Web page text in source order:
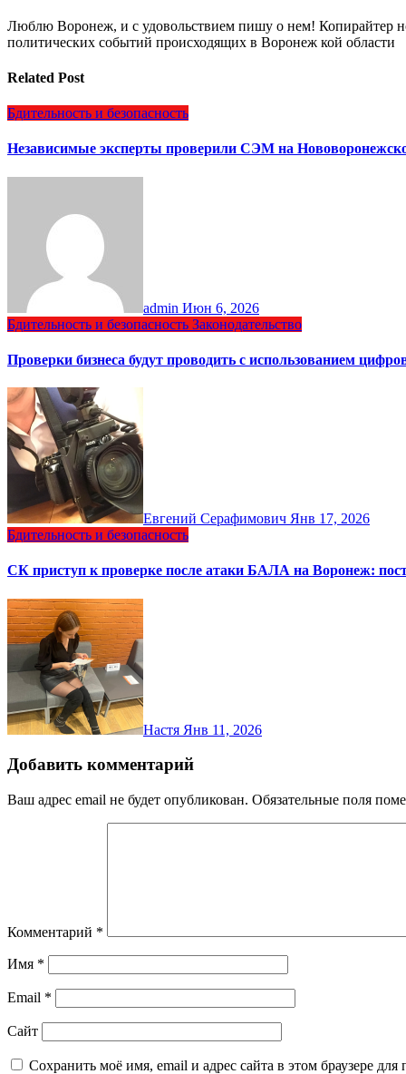
Люблю Воронеж, и с удовольствием пишу о нем! Копирайтер
политических событий происходящих в Воронеж кой области
Related Post
Бдительность и безопасность
Независимые эксперты проверили СЭМ на
admin Июн 6, 2026
Бдительность и безопасность Законодательство
Проверки бизнеса будут проводить с использованием
Евгений Серафимович Янв 17, 2026
Бдительность и безопасность
СК приступ к проверке после атаки БАЛА на Воронеж:
Настя Янв 11, 2026
Добавить комментарий
Ваш адрес email не будет опубликован. Обязательные поля
Комментарий *
Имя *
Email *
Сайт
Сохранить моё имя, email и адрес сайта в этом браузере